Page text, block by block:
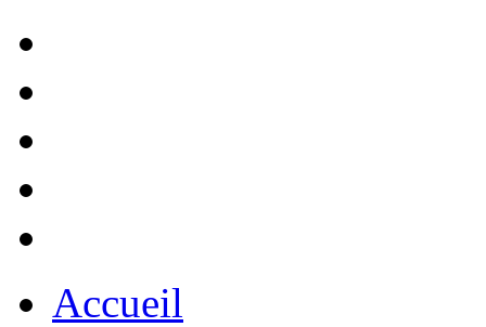
Accueil